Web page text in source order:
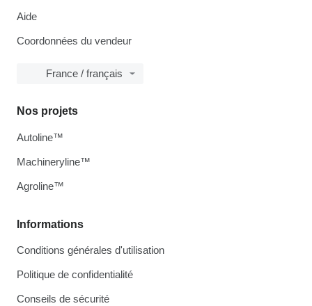
Aide
Coordonnées du vendeur
France / français
Informations
Conditions générales d'utilisation
Politique de confidentialité
Conseils de sécurité
Nos projets
Autoline™
Machineryline™
Agroline™